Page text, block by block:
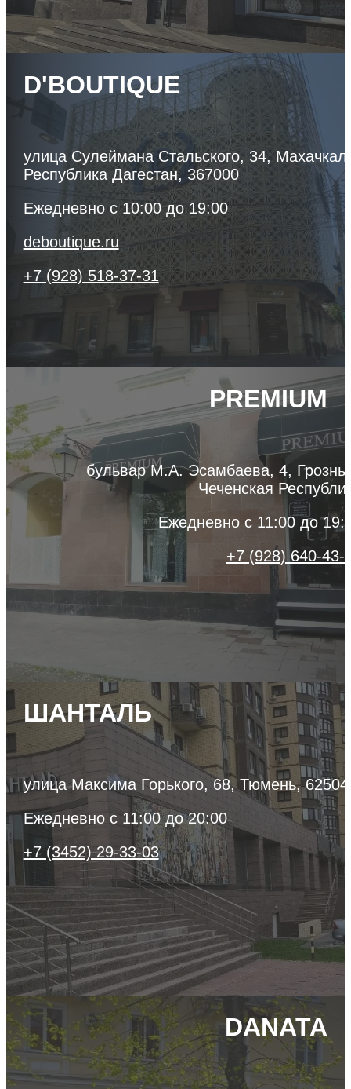
D'BOUTIQUE
улица Сулеймана Стальского, 34,
Республика Дагестан, 367000
Ежедневно с 10:00 до 19:00
deboutique.ru
+7 (928) 518-37-31
PREMIUM
бульвар М.А. Эсамбаева, 4,
Чеченская
Ежедневно с 11:00 до
+7 (928) 640-43-
ШАНТАЛЬ
улица Максима Горького, 68, Тюмень,
Ежедневно с 11:00 до 20:00
+7 (3452) 29-33-03
DANATA